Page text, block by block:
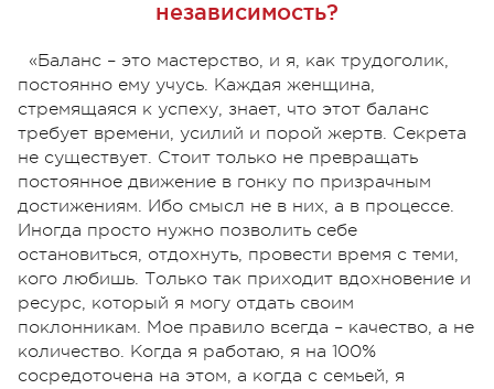
независимость?
«Баланс – это мастерство, и я, как трудоголик,
постоянно ему учусь. Каждая женщина,
стремящаяся к успеху, знает, что этот баланс
требует времени, усилий и порой жертв. Секрета
не существует. Стоит только не превращать
постоянное движение в гонку по призрачным
достижениям. Ибо смысл не в них, а в процессе.
Иногда просто нужно позволить себе
остановиться, отдохнуть, провести время с теми,
кого любишь. Только так приходит вдохновение и
ресурс, который я могу отдать своим
поклонникам. Мое правило всегда – качество, а не
количество. Когда я работаю, я на 100%
сосредоточена на этом, а когда с семьей, я